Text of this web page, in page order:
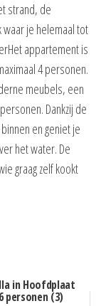
strand, de
waar je helemaal tot
appartement is
4 personen.
meubels, een
Dankzij de
en geniet je
het water. De
graag zelf kookt
in Hoofdplaat
personen (3)